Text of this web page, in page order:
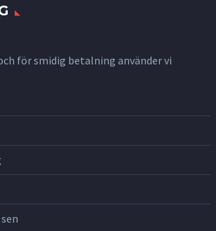
för smidig betalning använder vi